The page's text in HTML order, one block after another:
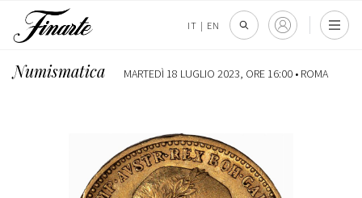
IT | EN
Numismatica MARTEDÌ 18 LUGLIO 2023, ORE 16:00 • ROMA